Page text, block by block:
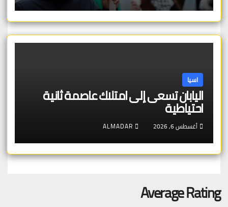
اسيا
اليابان تسعى إلى امتلاك عاصمة ثانية
احتياطية
أغسطس 6, 2026 ALMADAR
Average Rating